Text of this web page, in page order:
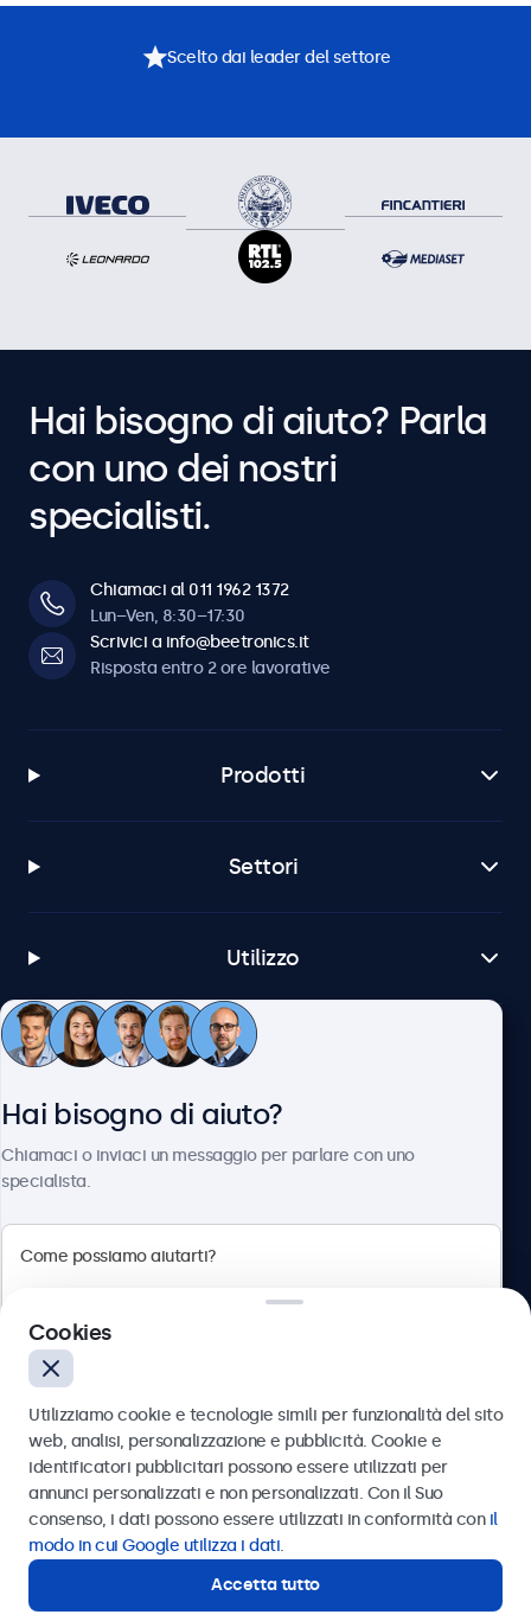
Scelto dai leader del settore
Hai bisogno di aiuto? Parla
con uno dei nostri
specialisti.
Chiamaci al 011 1962 1372
Lun–Ven, 8:30–17:30
Scrivici a info@beetronics.it
Risposta entro 2 ore lavorative
Prodotti
Settori
Utilizzo
Servizio Clienti
Italiano
Hai bisogno di aiuto?
Chiamaci o inviaci un messaggio per parlare con uno
specialista.
Inviare
Oppure chiamaci al
Contatta i nostri esperti
Cookies
Utilizziamo cookie e tecnologie simili per funzionalità del sito
web, analisi, personalizzazione e pubblicità. Cookie e
identificatori pubblicitari possono essere utilizzati per
annunci personalizzati e non personalizzati. Con il Suo
consenso, i dati possono essere utilizzati in conformità con il
modo in cui Google utilizza i dati.
Accetta tutto